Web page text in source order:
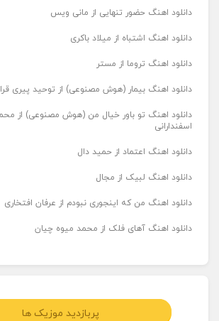
دانلود اهنگ حضور تنهایی از مانی ویس
دانلود اهنگ اشتباه از میلاد باکری
دانلود اهنگ تروما از مستر
دانلود اهنگ بیمار (هوش مصنوعی) از توحید پیری
دانلود اهنگ تو باور خیال من (هوش مصنوعی) از
اسفندارانی
دانلود اهنگ اعتماد از حمید دال
دانلود اهنگ لبیک از مجال
دانلود اهنگ من که اینجوری نبودم از عرفان افتخاری
دانلود اهنگ آهای فلک از محمد میوه چیان
پربازدید موزیک ها